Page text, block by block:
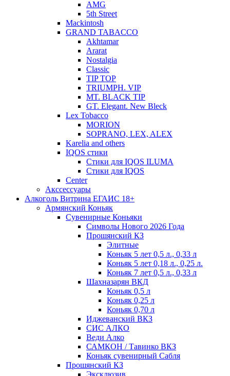
AMG
5th Street
Mackintosh
GRAND TABACCO
Akhtamar
Ararat
Nostalgia
Classic
TIP TOP
TRIUMPH. VIP
MT. BLACK TIP
GT. Elegant. New Bleck
Lex Tobacco
MORION
SOPRANO, LEX, ALEX
Karelia and others
IQOS стики
Стики для IQOS ILUMA
Стики для IQOS
Сenter
Акссессуары
Алкоголь Витрина ЕГАИС 18+
Армянский Коньяк
Сувенирные Коньяки
Символы Нового 2026 Года
Прошянский КЗ
Элитные
Коньяк 5 лет 0,5 л., 0,33 л
Коньяк 5 лет 0,18 л., 0,25 л.
Коньяк 7 лет 0,5 л., 0,33 л
Шахназарян ВКД
Коньяк 0,5 л
Коньяк 0,25 л
Коньяк 0,70 л
Иджеванский ВКЗ
СИС АЛКО
Веди Алко
САМКОН / Тавинко ВКЗ
Коньяк сувенирный Сабля
Прошянский КЗ
Эксклюзив